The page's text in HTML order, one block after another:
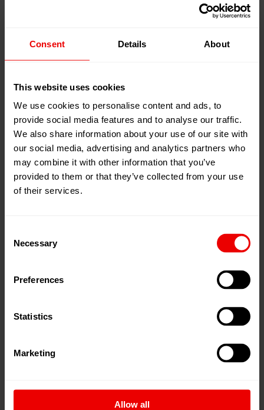
Consent Details About
This website uses cookies
We use cookies to personalise content and ads, to
provide social media features and to analyse our traffic.
We also share information about your use of our site with
our social media, advertising and analytics partners who
may combine it with other information that you’ve
provided to them or that they’ve collected from your use
of their services.
Selection
Necessary
Preferences
Statistics
Marketing
Allow all
des Prozesses. Die neue Version EvoQuench 2.0
Konvergenzlänge. Besser zugängliche Bedienelemente
WINGS POY 2.0: automatisiertes Anlegen und
geringere Abfallquote
Das Herzstück der neuen Spinnlinie ist die
Aufwickelmaschine WINGS POY 2.0. Die Maschine
verfügt erstmals über eine automatische
Fadenanlegefunktion – ein im Markt lang erwartetes
zunehmenden Knappheit von Fachpersonal einen
insbesondere bei häufig wechselnden Garnprodukten
sie eine verbesserte Spulenbildung ohne Abschläger.
stabilisiert den Fadenlauf und unterstützt eine